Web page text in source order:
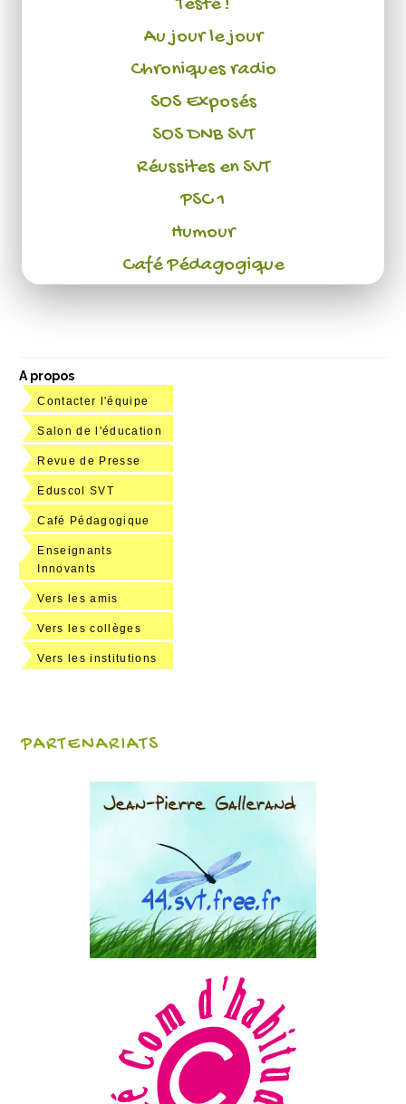
Au jour le jour
Chroniques radio
SOS Exposés
SOS DNB SVT
Réussites en SVT
PSC 1
Humour
Café Pédagogique
A propos
Contacter l'équipe
Salon de l'éducation
Revue de Presse
Eduscol SVT
Café Pédagogique
Enseignants
Innovants
Vers les amis
Vers les collèges
Vers les institutions
PARTENARIATS